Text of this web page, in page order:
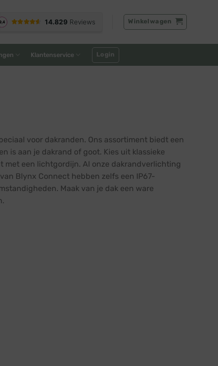
Winkelwagen
Klantenservice Login
voor dakranden. Ons assortiment biedt een
is aan je dakrand of goot. Kies uit klassieke
met een lichtgordijn. Al onze dakrandverlichting
Blynx Connect hebben zelfs een IP67-
Maak van je dak een ware